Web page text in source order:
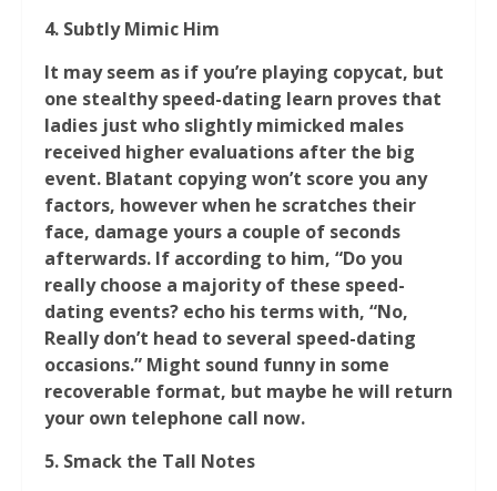
4. Subtly Mimic Him
It may seem as if you’re playing copycat, but
one stealthy speed-dating learn proves that
ladies just who slightly mimicked males
received higher evaluations after the big
event. Blatant copying won’t score you any
factors, however when he scratches their
face, damage yours a couple of seconds
afterwards. If according to him, “Do you
really choose a majority of these speed-
dating events? echo his terms with, “No,
Really don’t head to several speed-dating
occasions.” Might sound funny in some
recoverable format, but maybe he will return
your own telephone call now.
5. Smack the Tall Notes